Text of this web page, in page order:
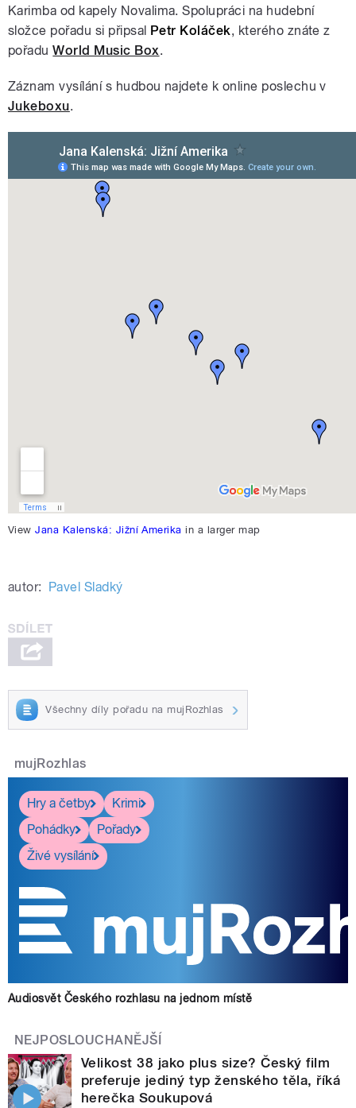
pause
Karimba od kapely Novalima. Spolupráci na hudební
složce pořadu si připsal Petr Koláček, kterého znáte z
pořaduWorld Music Box.
Záznam vysílání s hudbou najdete k online poslechu v
Jukeboxu.
ViewJana Kalenská: Jižní Amerika in a larger map
autor: Pavel Sladký
Všechny díly pořadu na mujRozhlas
mujRozhlas
Hry a četby
Krimi
Pohádky
Pořady
Živé vysílání
Audiosvět Českého rozhlasu na jednom místě
NEJPOSLOUCHANĚJŠÍ
Velikost 38 jako plus size? Český film
preferuje jediný typ ženského těla, říká
herečka Soukupová